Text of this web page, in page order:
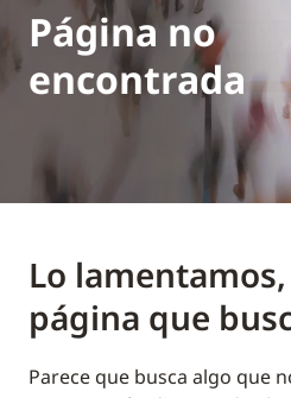
Página no
encontrada
Lo
página que
Parece que busca algo que